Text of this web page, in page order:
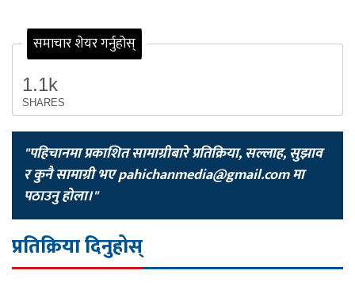
समाचार शेयर गर्नुहोस्
1.1k
SHARES
"पहिचानमा प्रकाशित सामाग्रीबारे प्रतिक्रिया, सल्लाह, सुझाव
र कुनै सामाग्री भएpahichanmedia@gmail.comमा
पठाउनु होला।"
प्रतिक्रिया दिनुहोस्